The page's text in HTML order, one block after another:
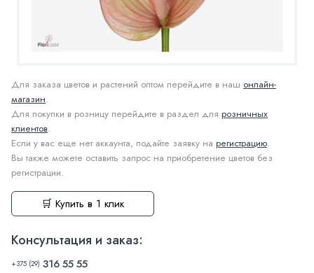
Для заказа цветов и растений оптом перейдите в наш онлайн-
магазин.
Для покупки в розницу перейдите в раздел для розничных
клиентов.
Если у вас еще нет аккаунта, подайте заявку на регистрацию.
Вы также можете оставить запрос на приобретение цветов без
регистрации.
🛒 Купить в 1 клик
Консультация и заказ:
+375 (29) 316 55 55